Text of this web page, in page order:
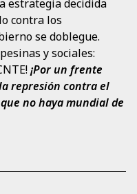
estrategia decidida
contra los
se doblegue.
y sociales:
¡Por un frente
represión contra el
no haya mundial de